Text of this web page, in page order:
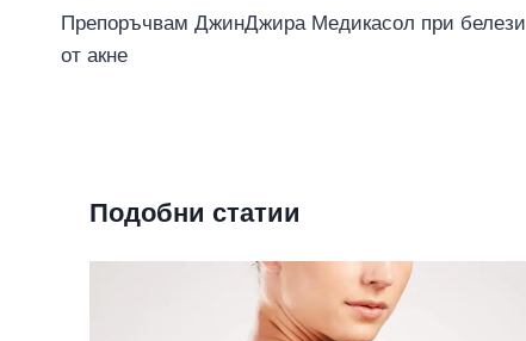
Препоръчвам ДжинДжира Медикасол при белези
от акне
Подобни статии